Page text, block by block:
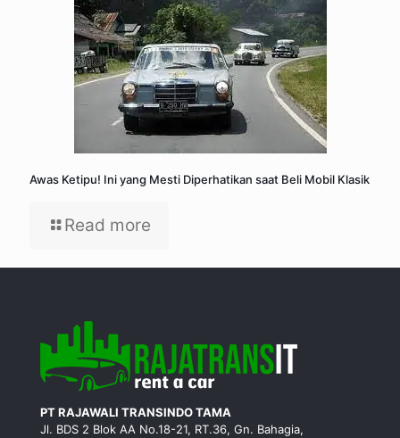
Awas Ketipu! Ini yang Mesti Diperhatikan saat Beli Mobil Klasik
Read more
PT RAJAWALI TRANSINDO TAMA
Jl. BDS 2 Blok AA No.18-21, RT.36, Gn. Bahagia,